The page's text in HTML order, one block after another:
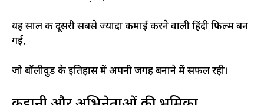
यह साल की दूसरी सबसे ज्यादा कमाई करने वाली हिंदी फिल्म बन
गई,
जो बॉलीवुड के इतिहास में अपनी जगह बनाने में सफल रही।